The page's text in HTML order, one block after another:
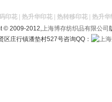
印花 热升华印花 热转移印花
热升华
© 2009-2012,上海博存纺织品有限公司
区庄行镇潘垫村527号咨询QQ：